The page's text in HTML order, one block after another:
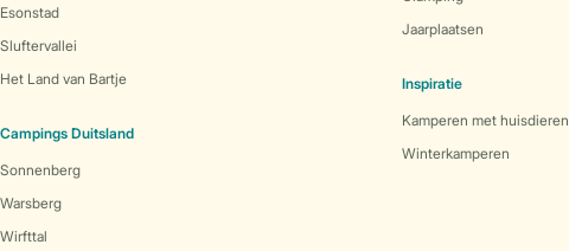
Esonstad
Sluftervallei
Het Land van Bartje
Campings Duitsland
Sonnenberg
Warsberg
Wirfttal
Jaarplaatsen
Inspiratie
Kamperen met huisdieren
Winterkamperen